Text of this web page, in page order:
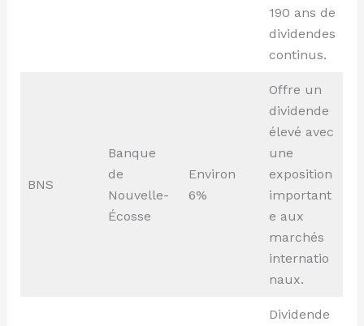
190 ans de
dividendes
continus.
BNS
Banque
de
Nouvelle-
Écosse
Environ
6%
Offre un
dividende
élevé avec
une
exposition
important
e aux
marchés
internatio
naux.
Dividende